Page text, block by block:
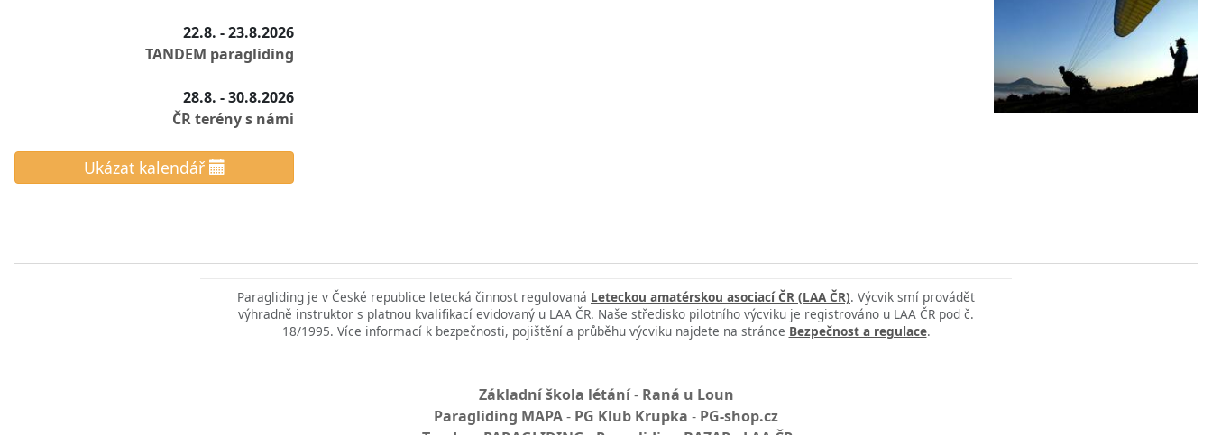
22.8. - 23.8.2026
TANDEM paragliding
28.8. - 30.8.2026
ČR terény s námi
Ukázat kalendář
Paragliding je v České republice letecká činnost regulovaná Leteckou amatérskou asociací ČR (LAA ČR). Výcvik smí provádět
výhradně instruktor s platnou kvalifikací evidovaný u LAA ČR. Naše středisko pilotního výcviku je registrováno u LAA ČR pod č.
18/1995. Více informací k bezpečnosti, pojištění a průběhu výcviku najdete na stránce Bezpečnost a regulace.
Základní škola létání- Raná u Loun
Paragliding MAPA- PG Klub Krupka - PG-shop.cz